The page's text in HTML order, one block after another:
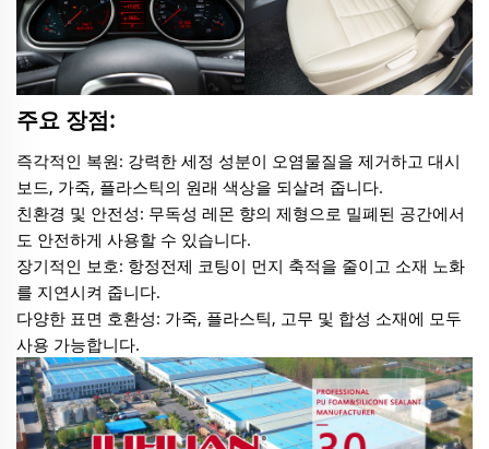
주요 장점:
즉각적인 복원: 강력한 세정 성분이 오염물질을 제거하고 대시
보드, 가죽, 플라스틱의 원래 색상을 되살려 줍니다.
친환경 및 안전성: 무독성 레몬 향의 제형으로 밀폐된 공간에서
도 안전하게 사용할 수 있습니다.
장기적인 보호: 항정전제 코팅이 먼지 축적을 줄이고 소재 노화
를 지연시켜 줍니다.
다양한 표면 호환성: 가죽, 플라스틱, 고무 및 합성 소재에 모두
사용 가능합니다.